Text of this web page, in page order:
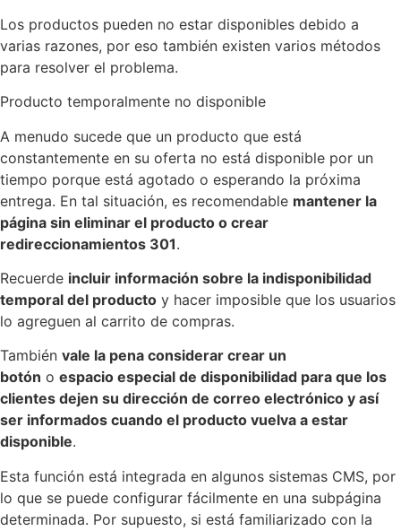
Los productos pueden no estar disponibles debido a
varias razones, por eso también existen varios métodos
para resolver el problema.
Producto temporalmente no disponible
A menudo sucede que un producto que está
constantemente en su oferta no está disponible por un
tiempo porque está agotado o esperando la próxima
entrega. En tal situación, es recomendable mantener la
página sin eliminar el producto o crear
redireccionamientos 301.
Recuerde incluir información sobre la indisponibilidad
temporal del producto y hacer imposible que los usuarios
lo agreguen al carrito de compras.
También vale la pena considerar crear un
botón o espacio especial de disponibilidad para que los
clientes dejen su dirección de correo electrónico y así
ser informados cuando el producto vuelva a estar
disponible.
Esta función está integrada en algunos sistemas CMS, por
lo que se puede configurar fácilmente en una subpágina
determinada. Por supuesto, si está familiarizado con la